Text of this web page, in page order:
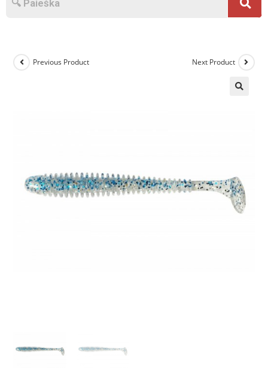
Previous Product Next Product